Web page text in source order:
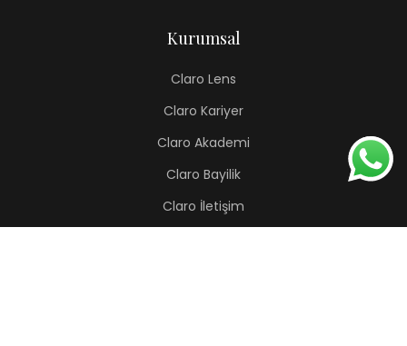
Kurumsal
Claro Lens
Claro Kariyer
Claro Akademi
Claro Bayilik
Claro İletişim